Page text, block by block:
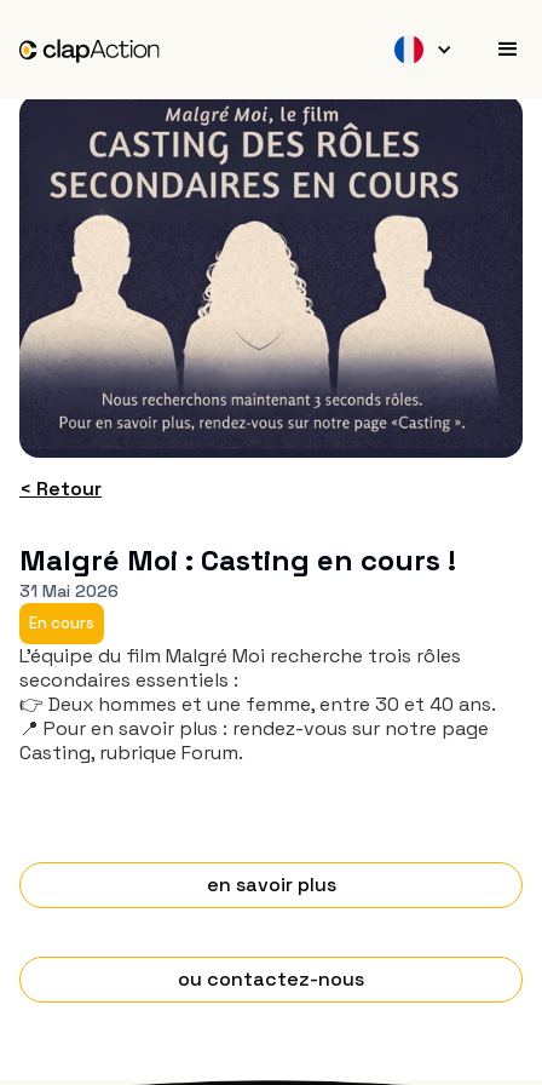
< Retour
Malgré Moi : Casting en cours !
31 Mai 2026
En cours
L’équipe du film Malgré Moi recherche trois rôles
secondaires essentiels :
👉 Deux hommes et une femme, entre 30 et 40 ans.
📍 Pour en savoir plus : rendez-vous sur notre page
Casting, rubrique Forum.
en savoir plus
ou contactez-nous